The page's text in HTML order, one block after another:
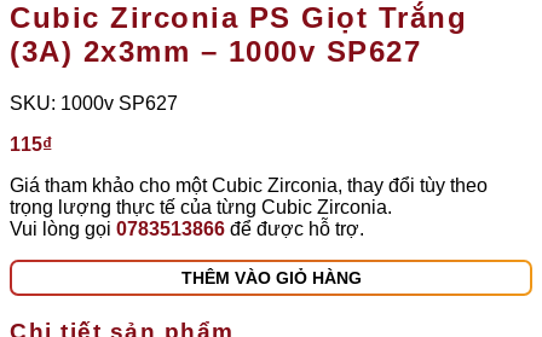
Cubic Zirconia PS Giọt Trắng
(3A) 2x3mm – 1000v SP627
SKU: 1000v SP627
115₫
Giá tham khảo cho một Cubic Zirconia, thay đổi tùy theo
trọng lượng thực tế của từng Cubic Zirconia.
Vui lòng gọi 0783513866 để được hỗ trợ.
THÊM VÀO GIỎ HÀNG
Chi tiết sản phẩm